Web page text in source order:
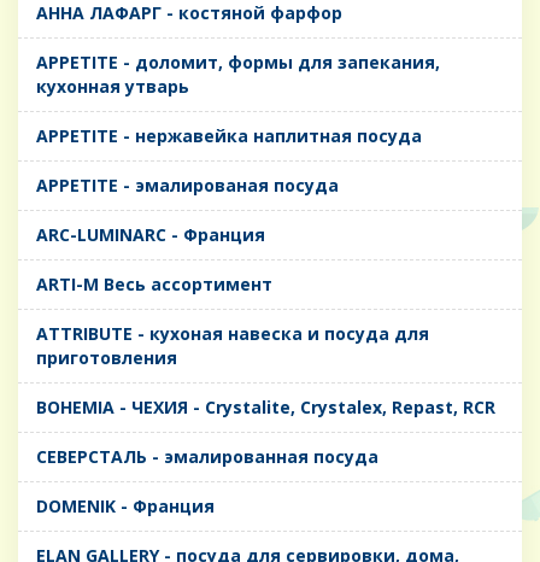
AHHA ЛАФАРГ - костяной фарфор
APPETITE - доломит, формы для запекания,
кухонная утварь
APPETITE - нержавейка наплитная посуда
APPETITE - эмалированая посуда
ARC-LUMINARC - Франция
ARTI-M Весь ассортимент
ATTRIBUTE - кухоная навеска и посуда для
приготовления
BOHEMIA - ЧЕХИЯ - Crystalite, Crystalex, Repast, RCR
CЕВЕРСТАЛЬ - эмалированная посуда
DOMENIK - Франция
ELAN GALLERY - посуда для сервировки, дома,